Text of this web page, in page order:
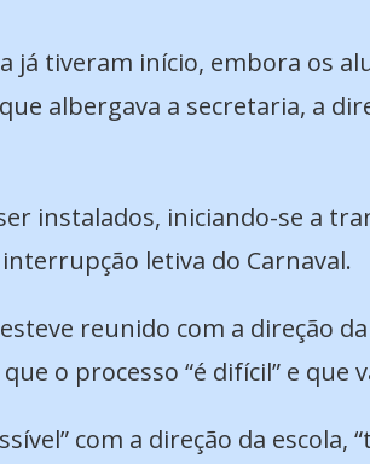
já tiveram início, embora os
albergava a secretaria, a
instalados, iniciando-se a
letiva do Carnaval.
reunido com a direção
o processo “é difícil” e que
com a direção da escola,